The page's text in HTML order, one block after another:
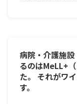
病院・介護施
るのはMeLL+
た。 それがワ
す。